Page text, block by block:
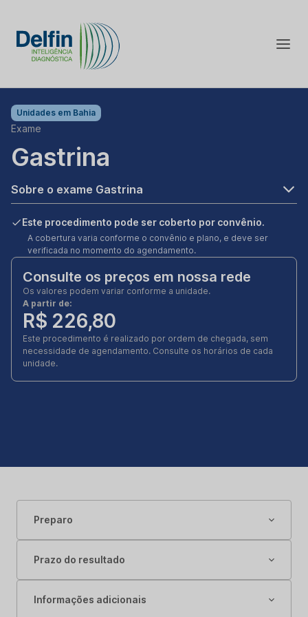
Unidades em Bahia
Exame
Gastrina
Sobre o exame Gastrina
Este procedimento pode ser coberto por convênio.
A cobertura varia conforme o convênio e plano, e deve ser
verificada no momento do agendamento.
Consulte os preços em nossa rede
Os valores podem variar conforme a unidade.
A partir de:
R$ 226,80
Este procedimento é realizado por ordem de chegada, sem
necessidade de agendamento. Consulte os horários de cada
unidade.
Preparo
Prazo do resultado
Informações adicionais